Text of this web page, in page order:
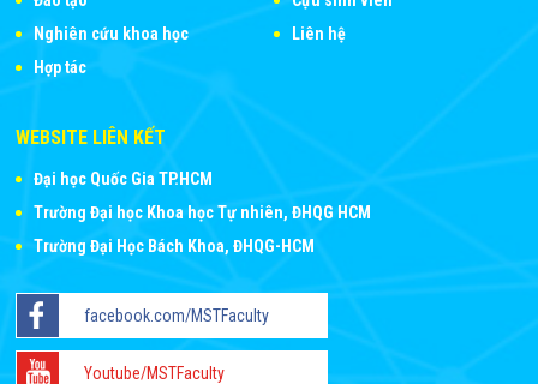
Nghiên cứu khoa học
Hợp tác
Liên hệ
WEBSITE LIÊN KẾT
Đại học Quốc Gia TP.HCM
Trường Đại học Khoa học Tự nhiên, ĐHQG HCM
Trường Đại Học Bách Khoa, ĐHQG-HCM
facebook.com/MSTFaculty
Youtube/MSTFaculty